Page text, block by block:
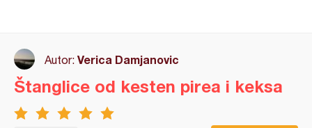
Autor: Verica Damjanovic
Štanglice od kesten pirea i keksa